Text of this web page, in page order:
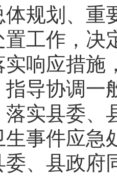
体规划、重
工作，决
实响应措施
导协调一
实县委、
生事件应急
、县政府